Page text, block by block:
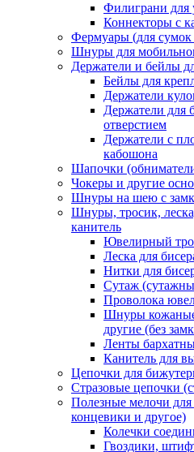
Филиграни для
Коннекторы с
Фермуары (для сумок
Шнуры для
Держатели и бейлы
Бейлы для
Держатели
Держатели для
отверстием
Держатели с
кабошона
Шапочки
Чокеры и другие
Шнуры на шею с
Шнуры, тросик,
канитель
Ювелирный
Леска для
Нитки для
Сутаж
Проволока
Шнуры
другие (без
Ленты
Канитель для
Цепочки для
Стразовые цепочки
Полезные мелочи
концевики и другое)
Колечки
Гвоздики,